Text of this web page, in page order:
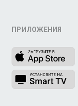
ПРИЛОЖЕНИЯ